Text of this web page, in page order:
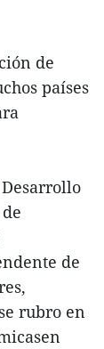
de
países
de
rubro en